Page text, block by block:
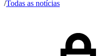
/Todas as notícias